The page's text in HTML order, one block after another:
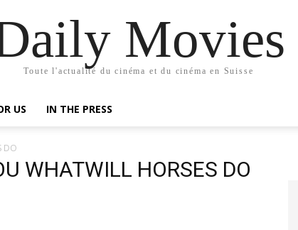
Movies
Toute l'actualité du cinéma et du cinéma en Suisse
US IN THE PRESS
DO
WHATWILL HORSES DO